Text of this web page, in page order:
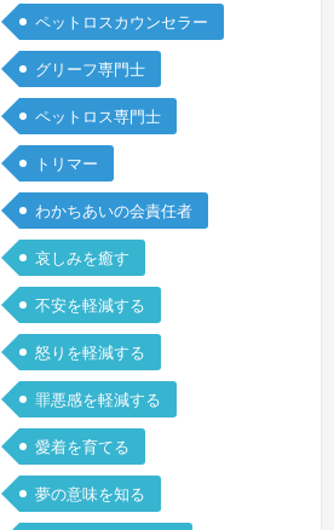
のではなく、大切な思い出を胸に飼い主
さんが自分らしく歩んでいけるように寄
り添うことを大切にしています。約20
年間トリマーとしてペットたちと向き合
ってきたからこそ、飼い主さんとペット
の深い絆を知っています。その絆は、た
とえ…
続きを見る »
ペットロスカウンセラー
グリーフ専門士
ペットロス専門士
トリマー
わかちあいの会責任者
哀しみを癒す
不安を軽減する
怒りを軽減する
罪悪感を軽減する
愛着を育てる
夢の意味を知る